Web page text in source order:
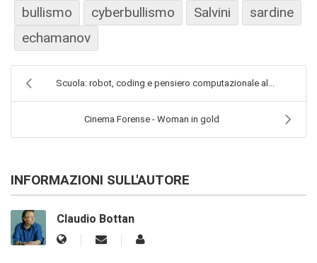
bullismo
cyberbullismo Salvini
sardine
echamanov
Scuola: robot, coding e pensiero computazionale al...
Cinema Forense - Woman in gold
INFORMAZIONI SULL'AUTORE
Claudio Bottan